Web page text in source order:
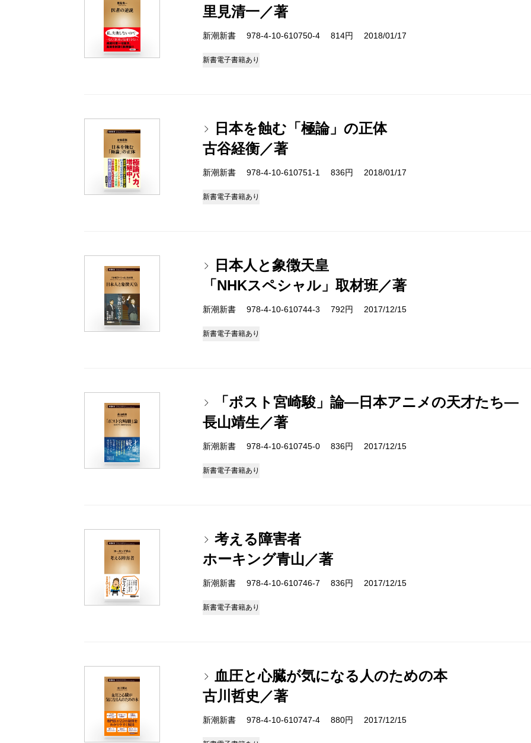
里見清一／著
新潮新書 978-4-10-610750-4 814円 2018/01/17
新書電子書籍あり
日本を蝕む「極論」の正体
古谷経衡／著
新潮新書 978-4-10-610751-1 836円 2018/01/17
新書電子書籍あり
日本人と象徴天皇
「NHKスペシャル」取材班／著
新潮新書 978-4-10-610744-3 792円 2017/12/15
新書電子書籍あり
「ポスト宮崎駿」論―日本アニメの天才たち―
長山靖生／著
新潮新書 978-4-10-610745-0 836円 2017/12/15
新書電子書籍あり
考える障害者
ホーキング青山／著
新潮新書 978-4-10-610746-7 836円 2017/12/15
新書電子書籍あり
血圧と心臓が気になる人のための本
古川哲史／著
新潮新書 978-4-10-610747-4 880円 2017/12/15